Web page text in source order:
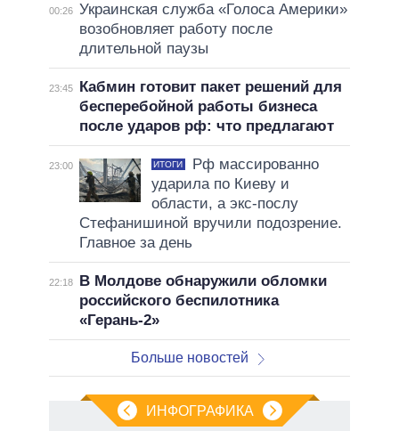
00:26 Украинская служба «Голоса Америки»
возобновляет работу после
длительной паузы
23:45
Кабмин готовит пакет решений для
бесперебойной работы бизнеса
после ударов рф: что предлагают
23:00 ИТОГИ
Рф массированно
ударила по Киеву и
области, а экс-послу
Стефанишиной вручили подозрение.
Главное за день
22:18
В Молдове обнаружили обломки
российского беспилотника
«Герань-2»
Больше новостей
ИНФОГРАФИКА